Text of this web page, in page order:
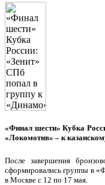
«Финал шести» Кубка
«Локомотив» – к
После завершения
сформировались группы в
в Москве с 12 по 17 мая.